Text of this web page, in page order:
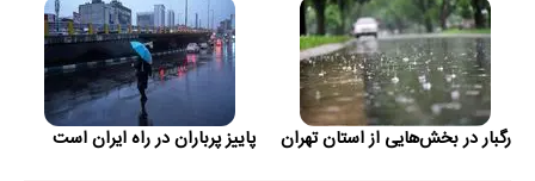
رگبار در بخش‌هایی از استان تهران پاییز پرباران در راه ایران است